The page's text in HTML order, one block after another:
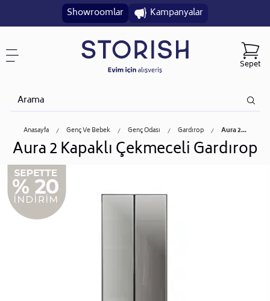
Showroomlar Kampanyalar
Sepet
Anasayfa Genç Ve Bebek Genç Odası Gardırop Aura 2...
Aura 2 Kapaklı Çekmeceli Gardırop